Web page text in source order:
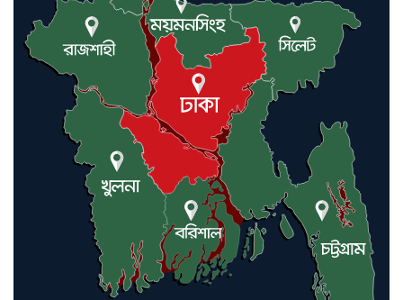
এবার চীনের দ্বারস্থ হলেন ডোনাল্ড
ট্রাম্প
ইরানে কঠোর হামলা অব্যাহত রাখতে
ট্রাম্পকে আহ্বান সৌদি আরবের
ইরাকসহ মধ্যপ্রাচ্যে ২৪ হামলা চালাল
ইরানপন্থি গোষ্ঠী